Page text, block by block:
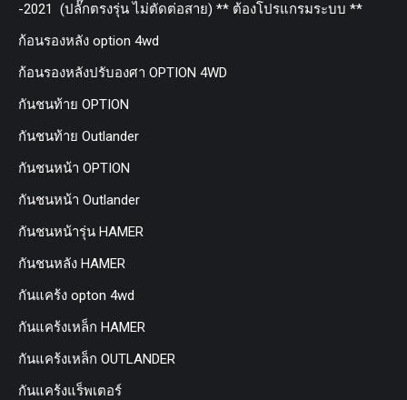
-2021 (ปลั๊กตรงรุ่น ไม่ตัดต่อสาย) ** ต้องโปรแกรมระบบ **
ก้อนรองหลัง option 4wd
ก้อนรองหลังปรับองศา OPTION 4WD
กันชนท้าย OPTION
กันชนท้าย Outlander
กันชนหน้า OPTION
กันชนหน้า Outlander
กันชนหน้ารุ่น HAMER
กันชนหลัง HAMER
กันแคร้ง opton 4wd
กันแคร้งเหล็ก HAMER
กันแคร้งเหล็ก OUTLANDER
กันแคร้งแร็พเตอร์